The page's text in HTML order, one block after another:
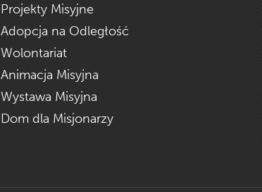
Projekty Misyjne
Adopcja na Odległość
Wolontariat
Animacja Misyjna
Wystawa Misyjna
Dom dla Misjonarzy